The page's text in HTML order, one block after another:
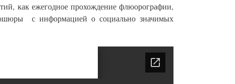
как ежегодное прохождение флюорографии,
с информацией о социально значимых